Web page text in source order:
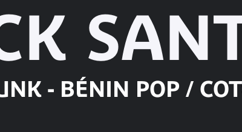
- BÉNIN POP /